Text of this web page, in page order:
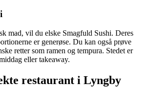
mad, vil du elske Smagfuld Sushi. Deres
er generøse. Du kan også prøve
retter som ramen og tempura. Stedet er
eller takeaway.
restaurant i Lyngby